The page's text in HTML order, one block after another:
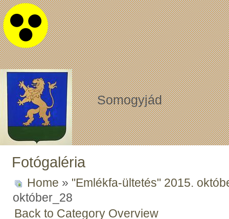
Somogyjád
Fotógaléria
Home » "Emlékfa-ültetés" 2015.
október_28
Back to Category Overview